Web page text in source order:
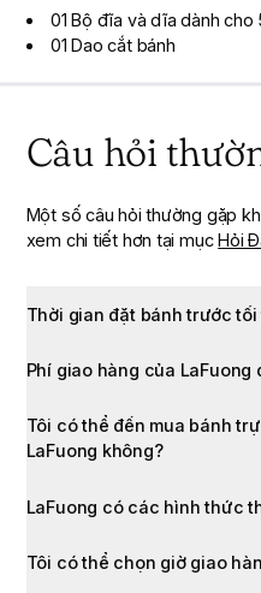
01 Bộ đĩa và dĩa dành cho
01 Dao cắt bánh
Câu hỏi
Một số câu hỏi thường gặp
xem chi tiết hơn tại mục Hỏi
Thời gian đặt bánh trước
Phí giao hàng của
Tôi có thể đến mua bánh
LaFuong không?
LaFuong có các hình thức
Tôi có thể chọn giờ giao